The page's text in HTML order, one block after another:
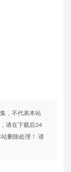
，不代表本站
请在下载后24
删除处理！ 请